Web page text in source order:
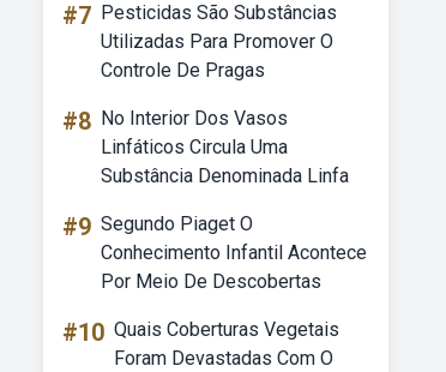
#7 Pesticidas São Substâncias
Utilizadas Para Promover O
Controle De Pragas
#8 No Interior Dos Vasos
Linfáticos Circula Uma
Substância Denominada Linfa
#9 Segundo Piaget O
Conhecimento Infantil Acontece
Por Meio De Descobertas
#10 Quais Coberturas Vegetais
Foram Devastadas Com O